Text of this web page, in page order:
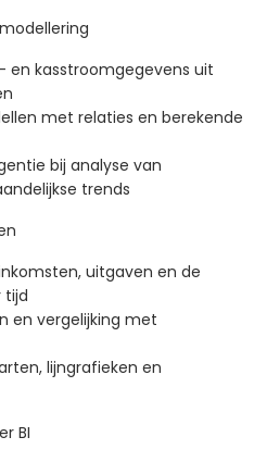
en kasstroomgegevens uit
met relaties en berekende
bij analyse van
trends
uitgaven en de
tijd
en vergelijking met
lijngrafieken en
BI